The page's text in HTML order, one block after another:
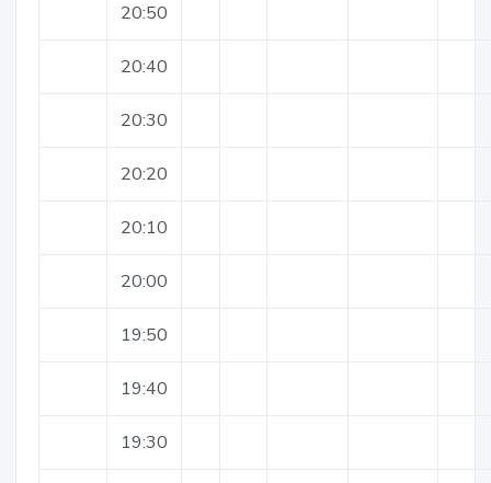
20:50
20:40
20:30
20:20
20:10
20:00
19:50
19:40
19:30